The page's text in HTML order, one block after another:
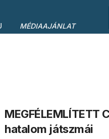
MÉDIAAJÁNLAT
MEGFÉLEMLÍTETT
hatalom játszmái